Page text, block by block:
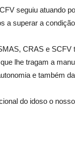
seguiu atuando
a superar a
CRAS e SCFV
lhe tragam a
e também
do idoso o